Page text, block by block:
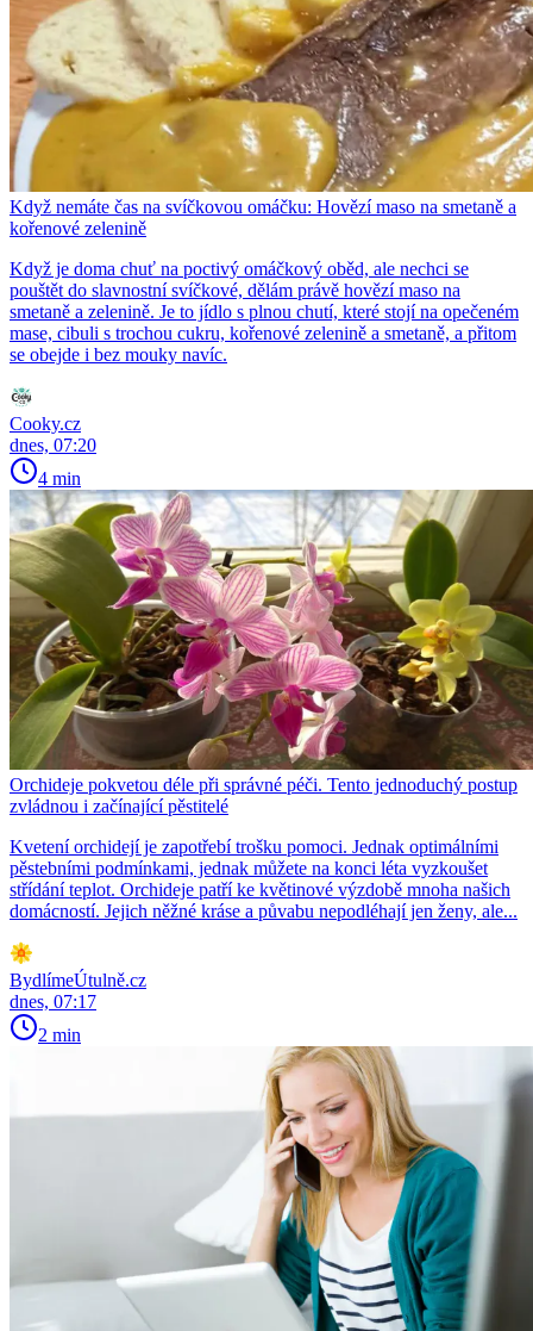
Když nemáte čas na svíčkovou omáčku: Hovězí maso na smetaně a
kořenové zelenině
Když je doma chuť na poctivý omáčkový oběd, ale nechci se
pouštět do slavnostní svíčkové, dělám právě hovězí maso na
smetaně a zelenině. Je to jídlo s plnou chutí, které stojí na opečeném
mase, cibuli s trochou cukru, kořenové zelenině a smetaně, a přitom
se obejde i bez mouky navíc.
Cooky.cz
dnes, 07:20
4 min
Orchideje pokvetou déle při správné péči. Tento jednoduchý postup
zvládnou i začínající pěstitelé
Kvetení orchidejí je zapotřebí trošku pomoci. Jednak optimálními
pěstebními podmínkami, jednak můžete na konci léta vyzkoušet
střídání teplot. Orchideje patří ke květinové výzdobě mnoha našich
domácností. Jejich něžné kráse a půvabu nepodléhají jen ženy, ale...
BydlímeÚtulně.cz
dnes, 07:17
2 min